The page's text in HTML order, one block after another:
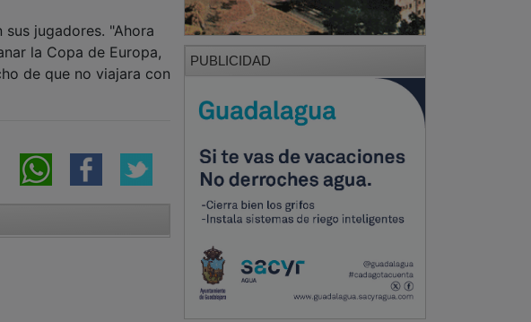
jugadores. "Ahora
la Copa de Europa,
de que no viajara con
PUBLICIDAD